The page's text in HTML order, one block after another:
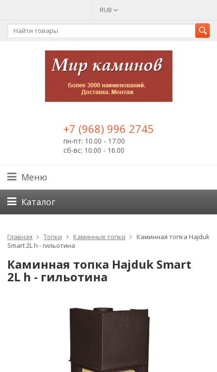
RUB
+7 (968) 996 2745
пн-пт: 10.00 - 17.00
сб-вс: 10.00 - 16.00
Меню
Каталог
Главная Топки Каминные топки
Каминная топка Hajduk
Smart 2L h - гильотина
Каминная топка Hajduk Smart
2L h - гильотина